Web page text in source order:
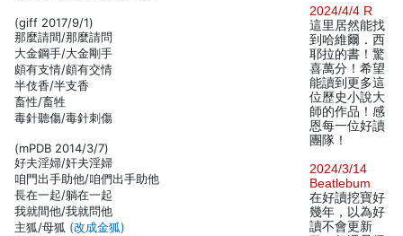
(giff 2017/9/1)
那麼請間/那麼請問
大金鋼手/大金剛手
頗有支情/頗有交情
半伎香/半支香
畜性/畜牲
毒針聽傷/毒針刺傷
(mPDB 2014/3/7)
好夫淫婦/奸夫淫婦
咱門出手助他/咱們出手助他
長在一起/躺在一起
我就間他/我就問他
主狐/母狐 (改成金狐)
2024/4/4 R
這里居然能找
到哈維爾．西
耶拉的書！驚
喜萬分！希望
能讀到更多這
位歷史小說大
師的作品！感
恩每一位好讀
團隊！
2024/3/14
Beatlebum
在好讀挖寶好
幾年，以為好
讀不會更新